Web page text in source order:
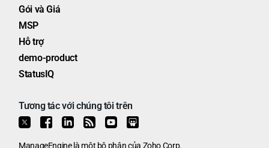
Gói và Giá
MSP
Hỗ trợ
demo-product
StatusIQ
Tương tác với chúng tôi trên
ManageEnginelà một bộ phận của Zoho Corp.